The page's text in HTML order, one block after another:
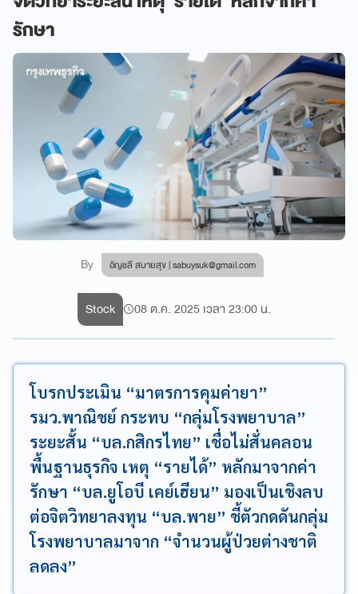
รักษา
By อัญชลี สบายสุข |sabuysuk@gmail.com
Stock 08 ต.ค. 2025 เวลา 23:00 น.
โบรกประเมิน “มาตรการคุมค่ายา”
รมว.พาณิชย์ กระทบ “กลุ่มโรงพยาบาล”
ระยะสั้น “บล.กสิกรไทย” เชื่อไม่สั่นคลอน
พื้นฐานธุรกิจ เหตุ “รายได้” หลักมาจากค่า
รักษา “บล.ยูโอบี เคย์เฮียน” มองเป็นเชิงลบ
ต่อจิตวิทยาลงทุน “บล.พาย” ชี้ตัวกดดันกลุ่ม
โรงพยาบาลมาจาก “จำนวนผู้ป่วยต่างชาติ
ลดลง”